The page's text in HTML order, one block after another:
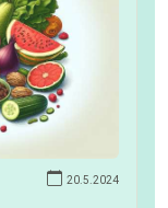
20.5.2024